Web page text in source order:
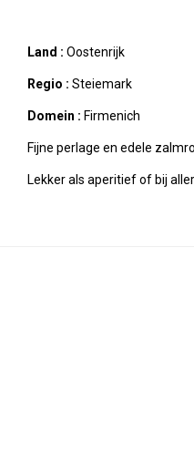
Land : Oostenrijk
Regio : Steiemark
Domein : Firmenich
Fijne perlage en edele
Lekker als aperitief of bij